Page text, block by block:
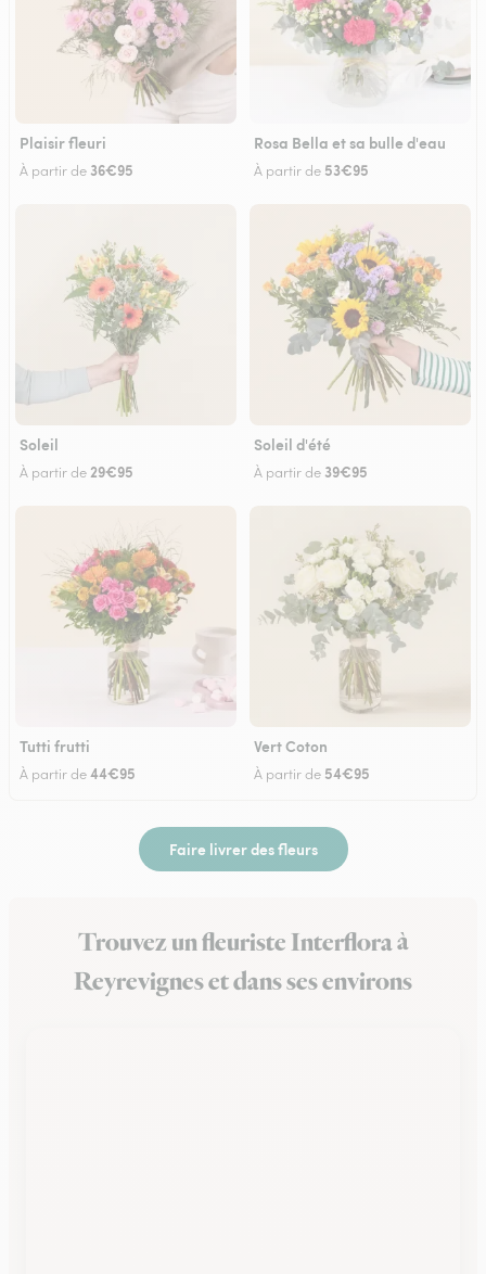
Plaisir fleuri
À partir de 36€95
Rosa Bella et sa bulle d'eau
À partir de 53€95
Soleil
À partir de29€95
Soleil d'été
À partir de 39€95
Tutti frutti
À partir de44€95
Vert Coton
À partir de 54€95
Faire livrer des fleurs
Trouvez un fleuriste Interflora à
Reyrevignes et dans ses environs